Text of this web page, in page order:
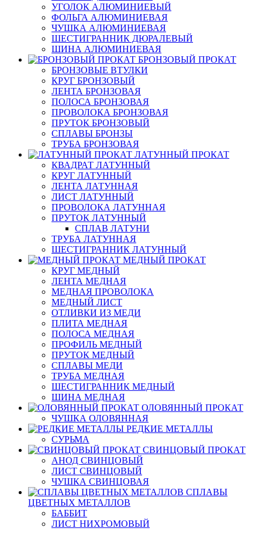
УГОЛОК АЛЮМИНИЕВЫЙ
ФОЛЬГА АЛЮМИНИЕВАЯ
ЧУШКА АЛЮМИНИЕВАЯ
ШЕСТИГРАННИК ДЮРАЛЕВЫЙ
ШИНА АЛЮМИНИЕВАЯ
БРОНЗОВЫЙ ПРОКАТ
БРОНЗОВЫЕ ВТУЛКИ
КРУГ БРОНЗОВЫЙ
ЛЕНТА БРОНЗОВАЯ
ПОЛОСА БРОНЗОВАЯ
ПРОВОЛОКА БРОНЗОВАЯ
ПРУТОК БРОНЗОВЫЙ
СПЛАВЫ БРОНЗЫ
ТРУБА БРОНЗОВАЯ
ЛАТУННЫЙ ПРОКАТ
КВАДРАТ ЛАТУННЫЙ
КРУГ ЛАТУННЫЙ
ЛЕНТА ЛАТУННАЯ
ЛИСТ ЛАТУННЫЙ
ПРОВОЛОКА ЛАТУННАЯ
ПРУТОК ЛАТУННЫЙ
СПЛАВ ЛАТУНИ
ТРУБА ЛАТУННАЯ
ШЕСТИГРАННИК ЛАТУННЫЙ
МЕДНЫЙ ПРОКАТ
КРУГ МЕДНЫЙ
ЛЕНТА МЕДНАЯ
МЕДНАЯ ПРОВОЛОКА
МЕДНЫЙ ЛИСТ
ОТЛИВКИ ИЗ МЕДИ
ПЛИТА МЕДНАЯ
ПОЛОСА МЕДНАЯ
ПРОФИЛЬ МЕДНЫЙ
ПРУТОК МЕДНЫЙ
СПЛАВЫ МЕДИ
ТРУБА МЕДНАЯ
ШЕСТИГРАННИК МЕДНЫЙ
ШИНА МЕДНАЯ
ОЛОВЯННЫЙ ПРОКАТ
ЧУШКА ОЛОВЯННАЯ
РЕДКИЕ МЕТАЛЛЫ
СУРЬМА
СВИНЦОВЫЙ ПРОКАТ
АНОД СВИНЦОВЫЙ
ЛИСТ СВИНЦОВЫЙ
ЧУШКА СВИНЦОВАЯ
СПЛАВЫ
ЦВЕТНЫХ МЕТАЛЛОВ
БАББИТ
ЛИСТ НИХРОМОВЫЙ